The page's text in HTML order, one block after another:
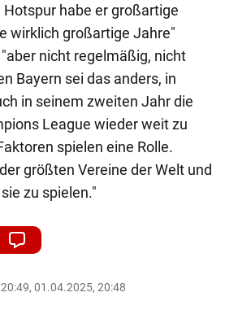
habe er großartige
wirklich großartige Jahre"
nicht regelmäßig, nicht
Bayern sei das anders, in
in seinem zweiten Jahr die
League wieder weit zu
spielen eine Rolle.
größten Vereine der Welt und
zu spielen."
01.04.2025, 20:48